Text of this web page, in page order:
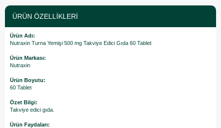
ÜRÜN ÖZELLIKLERI
Ürün Adı:
Nutraxin Turna Yemişi 500 mg Takviye Edici Gıda 60 Tablet
Ürün Markası:
Nutraxin
Ürün Boyutu:
60 Tablet
Özet Bilgi:
Takviye edici gıda.
Ürün Faydaları: